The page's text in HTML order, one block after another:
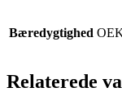
Bæredygtighed
Relaterede